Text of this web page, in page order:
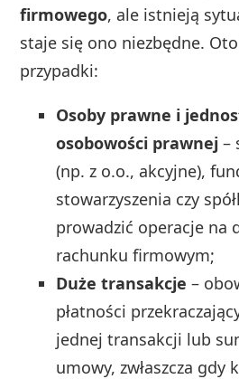
firmowego, ale istnieją
staje się ono niezbędne.
przypadki:
Osoby prawne i
osobowości prawnej –
(np. z o.o., akcyjne),
stowarzyszenia czy
prowadzić operacje na
rachunku firmowym;
Duże transakcje –
płatności
jednej transakcji lub
umowy, zwłaszcza